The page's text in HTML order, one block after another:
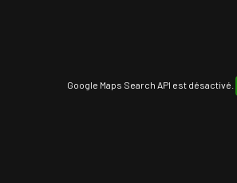
Google Maps Search API est désactivé.